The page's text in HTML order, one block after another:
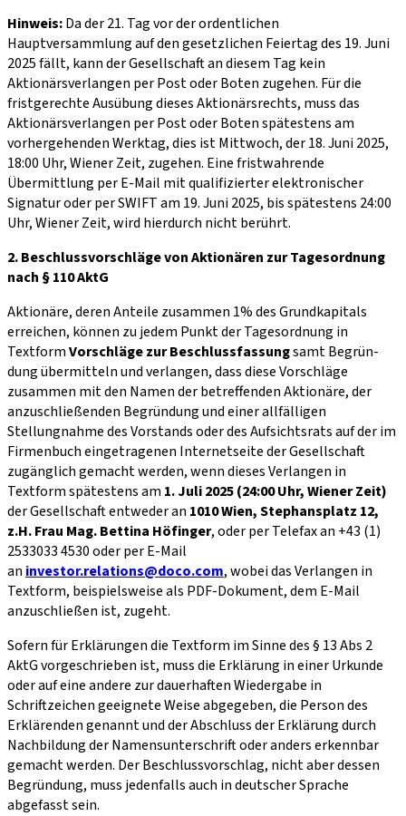
Hinweis:Da der 21. Tag vor der ordentlichen
Hauptversammlung auf den gesetzlichen Feiertag des 19. Juni
2025 fällt, kann der Gesellschaft an diesem Tag kein
Aktionärsverlangen per Post oder Boten zugehen. Für die
fristgerechte Ausübung dieses Aktionärsrechts, muss das
Aktionärsverlangen per Post oder Boten spätestens am
vorhergehenden Werktag, dies ist Mittwoch, der 18. Juni 2025,
18:00 Uhr, Wiener Zeit, zugehen. Eine fristwahrende
Übermittlung per E-Mail mit qualifizierter elektronischer
Signatur oder per SWIFT am 19. Juni 2025, bis spätestens 24:00
Uhr, Wiener Zeit, wird hierdurch nicht berührt.
2. Beschlussvorschläge von Aktionären zur Tagesordnung
nach § 110 AktG
Aktionäre, deren Anteile zusammen 1% des Grundkapitals
erreichen, können zu jedem Punkt der Tagesordnung in
TextformVorschläge zur Beschlussfassungsamt Begrün­
dung übermitteln und verlangen, dass diese Vorschläge
zusammen mit den Namen der betreffenden Aktionäre, der
anzuschließenden Begründung und einer allfälligen
Stellungnahme des Vorstands oder des Aufsichtsrats auf der im
Firmenbuch eingetragenen Internetseite der Gesellschaft
zugänglich gemacht werden, wenn dieses Verlangen in
Textform spätestens am 1. Juli 2025 (24:00 Uhr, Wiener Zeit)
der Gesellschaft entweder an 1010 Wien, Stephansplatz 12,
z.H. Frau Mag. Bettina Höfinger, oder per Telefax an +43 (1)
2533033 4530 oder per E-Mail
an investor.relations@doco.com, wobei das Verlangen in
Textform, beispielsweise als PDF-Dokument, dem E-Mail
anzuschließen ist, zugeht.
Sofern für Erklärungen die Textform im Sinne des § 13 Abs 2
AktG vorgeschrieben ist, muss die Erklärung in einer Urkunde
oder auf eine andere zur dauerhaften Wiedergabe in
Schriftzeichen geeignete Weise abgegeben, die Person des
Erklärenden genannt und der Abschluss der Erklärung durch
Nachbildung der Namensunterschrift oder anders erkennbar
gemacht werden. Der Beschlussvorschlag, nicht aber dessen
Begründung, muss jedenfalls auch in deutscher Sprache
abgefasst sein.